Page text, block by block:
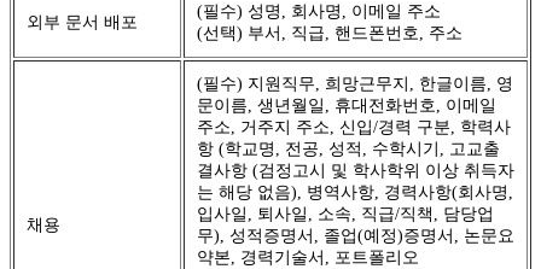
외부 문서 배포
(필수) 성명, 회사명, 이메일 주소
(선택) 부서, 직급, 핸드폰번호, 주소
채용
(필수) 지원직무, 희망근무지, 한글이름, 영
문이름, 생년월일, 휴대전화번호, 이메일
주소, 거주지 주소, 신입/경력 구분, 학력사
항 (학교명, 전공, 성적, 수학시기, 고교출
결사항 (검정고시 및 학사학위 이상 취득자
는 해당 없음), 병역사항, 경력사항(회사명,
입사일, 퇴사일, 소속, 직급/직책, 담당업
무), 성적증명서, 졸업(예정)증명서, 논문요
약본, 경력기술서, 포트폴리오